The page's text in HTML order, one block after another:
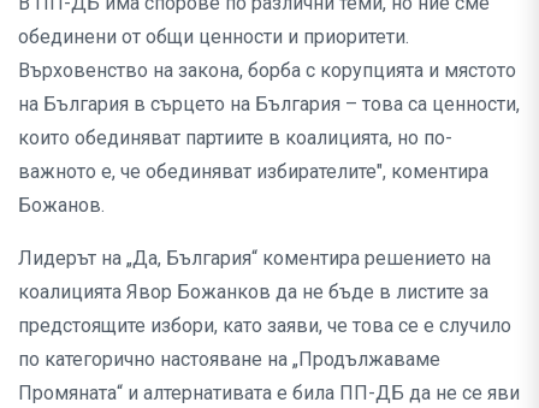
обединени от общи ценности и приоритети.
Върховенство на закона, борба с корупцията и мястото
на България в сърцето на България – това са ценности,
които обединяват партиите в коалицията, но по-
важното е, че обединяват избирателите", коментира
Божанов.
Лидерът на „Да, България“ коментира решението на
коалицията Явор Божанков да не бъде в листите за
предстоящите избори, като заяви, че това се е случило
по категорично настояване на „Продължаваме
Промяната“ и алтернативата е била ПП-ДБ да не се яви